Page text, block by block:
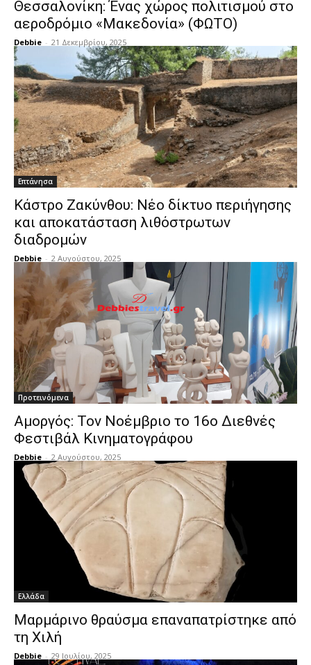
Θεσσαλονίκη: Ένας χώρος πολιτισμού στο
αεροδρόμιο «Μακεδονία» (ΦΩΤΟ)
Debbie - 21 Δεκεμβρίου, 2025
Επτάνησα
Κάστρο Ζακύνθου: Νέο δίκτυο περιήγησης
και αποκατάσταση λιθόστρωτων
διαδρομών
Debbie - 2 Αυγούστου, 2025
Προτεινόμενα
Αμοργός: Τον Νοέμβριο το 16ο Διεθνές
Φεστιβάλ Κινηματογράφου
Debbie - 2 Αυγούστου, 2025
Ελλάδα
Μαρμάρινο θραύσμα επαναπατρίστηκε από
τη Χιλή
Debbie - 29 Ιουλίου, 2025